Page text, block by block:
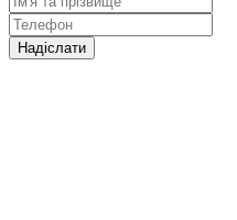
Надіслати